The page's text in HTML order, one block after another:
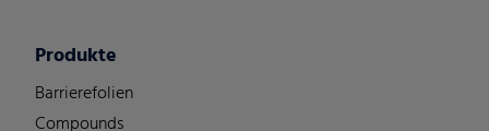
Produkte
Barrierefolien
Compounds